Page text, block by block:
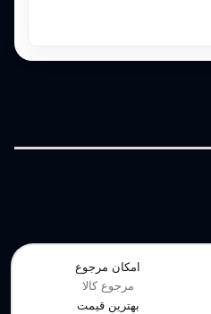
امکان مرجوع
مرجوع کالا
بهترین قیمت